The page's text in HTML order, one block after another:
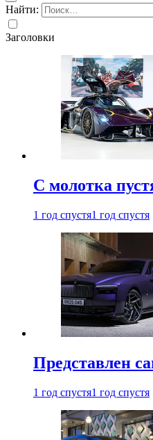
Найти:
Заголовки
С молотка
1 год спустя1 год спустя
Представлен
1 год спустя1 год спустя